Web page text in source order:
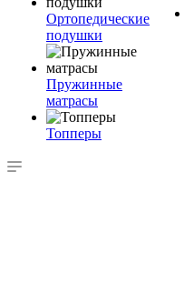
Ортопедические
подушки
Пружинные
матрасы
Топперы